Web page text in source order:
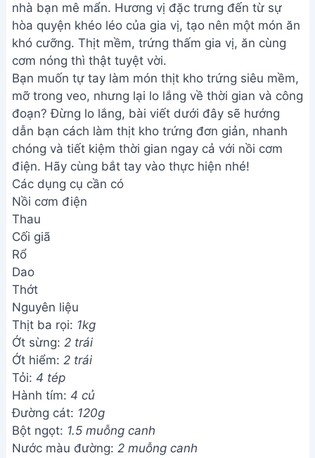
nhà bạn mê mẩn. Hương vị đặc trưng đến từ sự
hòa quyện khéo léo của gia vị, tạo nên một món ăn
khó cưỡng. Thịt mềm, trứng thấm gia vị, ăn cùng
cơm nóng thì thật tuyệt vời.
Bạn muốn tự tay làm món thịt kho trứng siêu mềm,
mỡ trong veo, nhưng lại lo lắng về thời gian và công
đoạn? Đừng lo lắng, bài viết dưới đây sẽ hướng
dẫn bạn cách làm thịt kho trứng đơn giản, nhanh
chóng và tiết kiệm thời gian ngay cả với nồi cơm
điện. Hãy cùng bắt tay vào thực hiện nhé!
Các dụng cụ cần có
Nồi cơm điện
Thau
Cối giã
Rổ
Dao
Thớt
Nguyên liệu
Thịt ba rọi: 1kg
Ớt sừng: 2 trái
Ớt hiểm: 2 trái
Tỏi: 4 tép
Hành tím: 4 củ
Đường cát: 120g
Bột ngọt: 1.5 muỗng canh
Nước màu đường: 2 muỗng canh